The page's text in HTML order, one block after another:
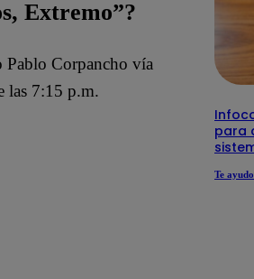
Extremo”?
Pablo Corpancho vía
las 7:15 p.m.
para
Te ayudo